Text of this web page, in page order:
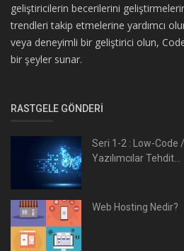
geliştiricilerin becerilerini
trendleri takip etmelerine yardımcı
veya deneyimli bir geliştirici olun,
bir şeyler sunar.
RASTGELE GÖNDERI
Seri 1-2 : Low-Code
Yazılımcılar Tehdit...
Web Hosting Nedir?